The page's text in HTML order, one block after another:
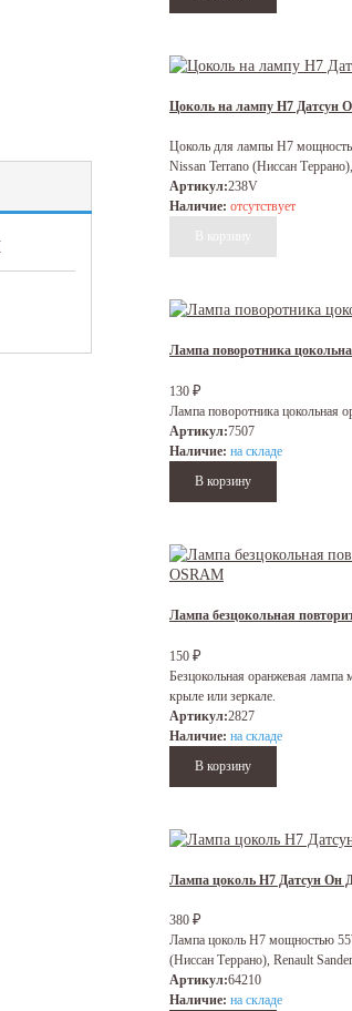
Цоколь на лампу H7
Цоколь для лампы H7
Nissan Terrano (Ниссан
Артикул:238V
Наличие: отсутствует
Лампа поворотника
130 ₽
Лампа поворотника цокольная
Артикул:7507
Наличие: на складе
Лампа безцокольная
150 ₽
Безцокольная оранжевая
крыле или зеркале.
Артикул:2827
Наличие: на складе
Лампа цоколь H7 Датсун Он
380 ₽
Лампа цоколь H7 мощностью
(Ниссан Террано), Renault
Артикул:64210
Наличие: на складе